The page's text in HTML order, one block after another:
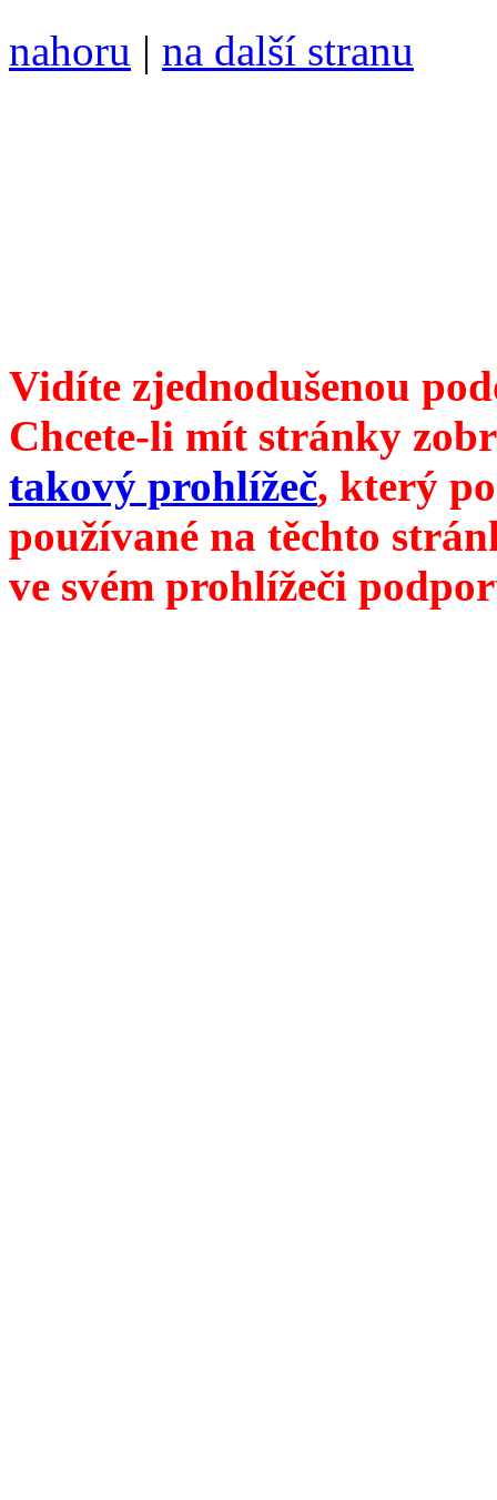
nahoru | na další stranu
Vidíte zjednodušenou
Chcete-li mít stránky
takový prohlížeč, který
používané na těchto
ve svém prohlížeči